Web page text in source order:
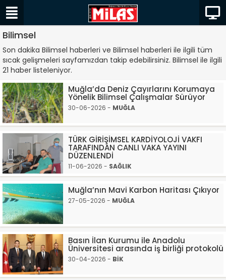
Bilimsel
Son dakika Bilimsel haberleri ve Bilimsel haberleri ile ilgili tüm
sıcak gelişmeleri sayfamızdan takip edebilirsiniz. Bilimsel ile ilgili
21 haber listeleniyor.
Muğla’da Deniz Çayırlarını Korumaya
Yönelik Bilimsel Çalışmalar Sürüyor
30-06-2026 - MUĞLA
TÜRK GİRİŞİMSEL KARDİYOLOJİ VAKFI
TARAFINDAN CANLI VAKA YAYINI
DÜZENLENDİ
11-06-2026 - SAĞLIK
Muğla’nın Mavi Karbon Haritası Çıkıyor
27-05-2026 - MUĞLA
Basın İlan Kurumu ile Anadolu
Üniversitesi arasında iş birliği protokolü
30-04-2026 - BİK